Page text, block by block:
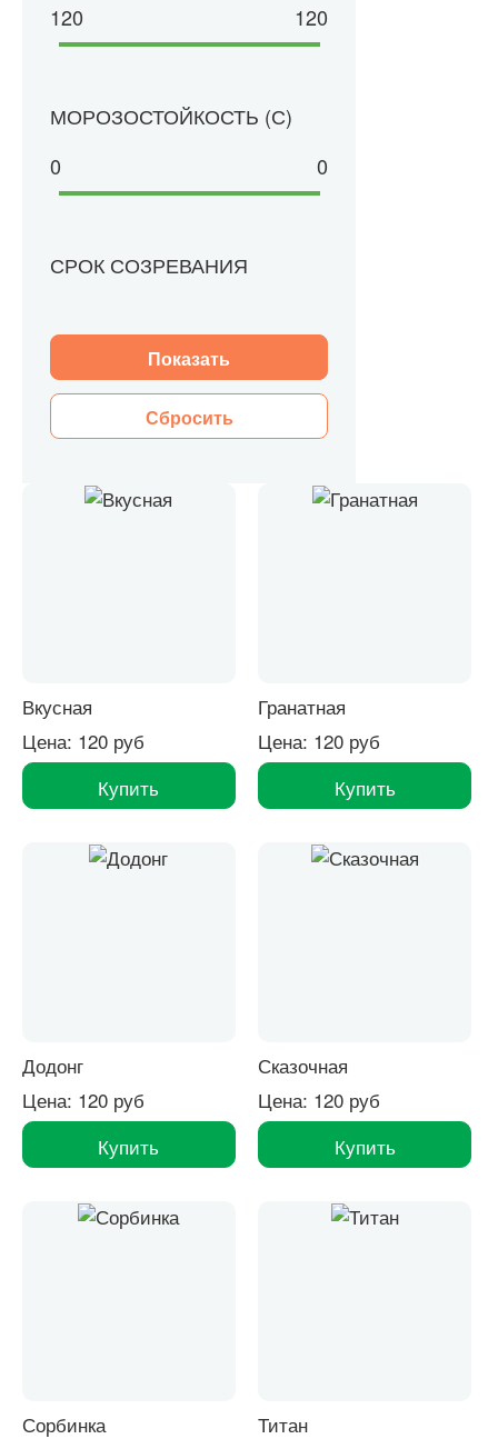
Вкусная
Цена: 120 руб
Купить
Гранатная
Цена: 120 руб
Купить
Додонг
Цена: 120 руб
Купить
Сказочная
Цена: 120 руб
Купить
Сорбинка
Титан
120
120
МОРОЗОСТОЙКОСТЬ (С)
0
0
СРОК СОЗРЕВАНИЯ
Сбросить